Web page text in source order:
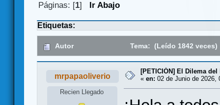
Páginas: [1] Ir Abajo
Etiquetas:
Autor Tema: (Leído 1842 veces)
mrpapaoliverio
Recien Llegado
[PETICIÓN] El Dilema del
« en: 02 de Junio de 2026,